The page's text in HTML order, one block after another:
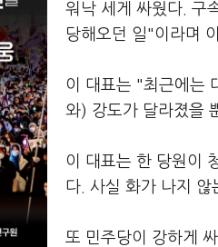
워낙 세게 싸웠다. 구
당해오던 일"이라며
이 대표는 "최근에는
와) 강도가 달라졌을
이 대표는 한 당원이
다. 사실 화가 나지 않
또 민주당이 강하게